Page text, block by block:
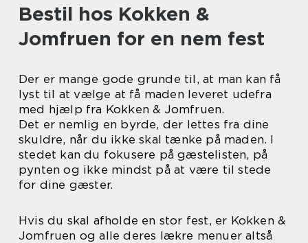
Bestil hos Kokken &
Jomfruen for en nem fest
Der er mange gode grunde til, at man kan få
lyst til at vælge at få maden leveret udefra
med hjælp fra Kokken & Jomfruen.
Det er nemlig en byrde, der lettes fra dine
skuldre, når du ikke skal tænke på maden. I
stedet kan du fokusere på gæstelisten, på
pynten og ikke mindst på at være til stede
for dine gæster.
Hvis du skal afholde en stor fest, er Kokken &
Jomfruen og alle deres lækre menuer altså